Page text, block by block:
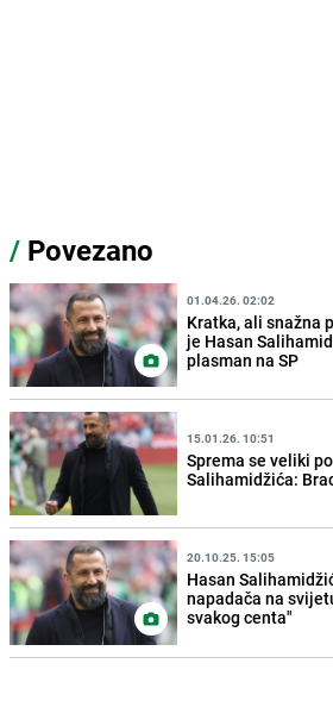
/ Povezano
01.04.26. 02:02
Kratka, ali snažna
je Hasan
plasman na SP
15.01.26. 10:51
Sprema se veliki
Salihamidžića:
20.10.25. 15:05
Hasan
napadača na
svakog centa"